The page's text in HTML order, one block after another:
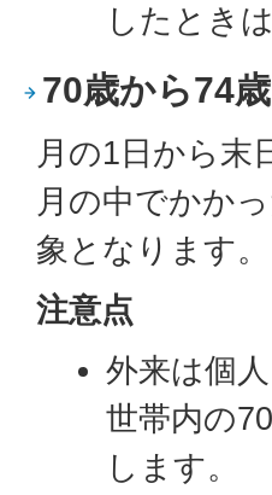
したとき
70歳から74
月の1日から末
月の中でかか
象となります。
注意点
外来は個
世帯内の
します。